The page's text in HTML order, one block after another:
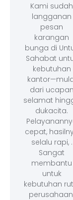
Kami sudah
langganan
pesan
karangan
bunga di
Sahabat
kebutuhan
dari ucapan
selamat
dukacita.
cepat,
selalu rapi, .
Sangat
membantu
untuk
kebutuhan